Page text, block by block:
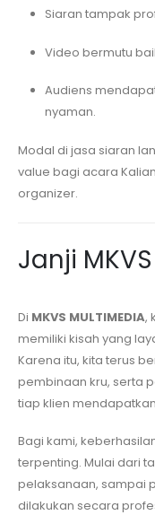
Siaran tampak
Video bermutu
Audiens
nyaman.
Modal di jasa siaran
value bagi acara
organizer.
Janji MKVS
Di MKVS MULTIMEDIA,
memiliki kisah yang
Karena itu, kita terus
pembinaan kru, serta
tiap klien
Bagi kami,
terpenting. Mulai dari
pelaksanaan, sampai
dilakukan secara